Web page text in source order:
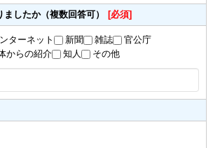
したか（複数回答可） [必須]
ターネット 新聞 雑誌
官公庁
からの紹介
知人 その他